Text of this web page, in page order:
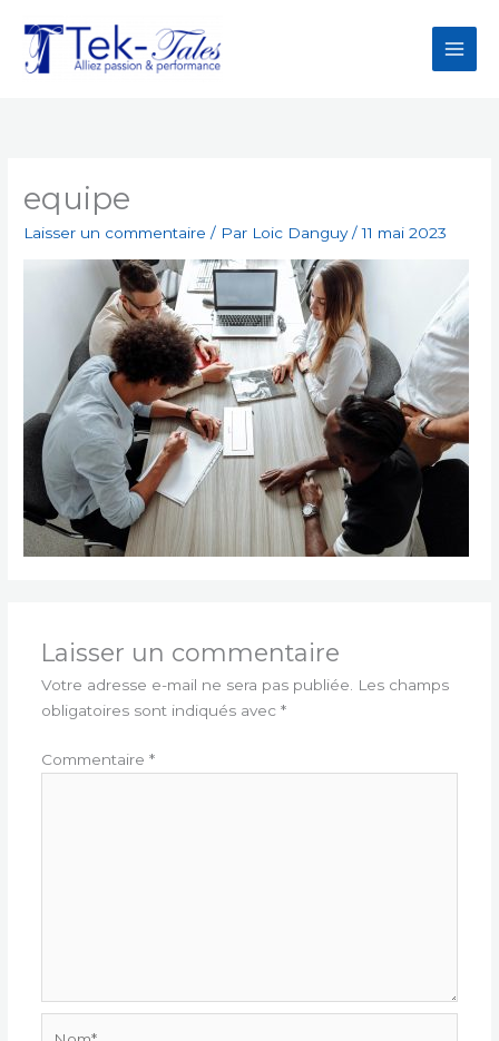
contenu
equipe
Laisser un commentaire / Par Loic Danguy/11 mai 2023
Laisser un commentaire
Votre adresse e-mail ne sera pas publiée. Les champs
obligatoires sont indiqués avec *
Commentaire *